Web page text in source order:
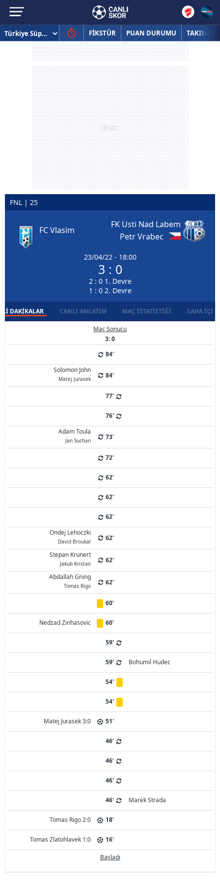
FİKSTÜR PUAN DURUMU TAKIMLAR
FNL | 25
FC Vlasim
23/04/22 - 18:00
3 : 0
2 : 0 1. Devre
1 : 0 2. Devre
FK Usti Nad Labem
Petr Vrabec
DAKIKALAR CANLI ANLATIM MAÇ İSTATISTIĞI SAHA İÇI
Maç Sonucu
3: 0
84'
Solomon John
Matej Jurasek 84'
77'
76'
Adam Toula
Jan Suchan 73'
72'
62'
62'
62'
Ondej Lehoczki
David Broukal
62'
Stepan Krunert
Jakub Kristan
62'
Abdallah Gning
Tomas Rigo 62'
60'
Nedzad Zinhasovic 60'
59'
59' Bohumil Hudec
54'
54'
Matej Jurasek 3:0 51'
46'
46'
46'
46' Marek Strada
Tomas Rigo 2:0 18'
Tomas Zlatohlavek 1:0 16'
Başladı